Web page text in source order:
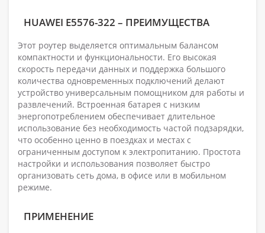
HUAWEI E5576-322 – ПРЕИМУЩЕСТВА
Этот роутер выделяется оптимальным балансом
компактности и функциональности. Его высокая
скорость передачи данных и поддержка большого
количества одновременных подключений делают
устройство универсальным помощником для работы и
развлечений. Встроенная батарея с низким
энергопотреблением обеспечивает длительное
использование без необходимость частой подзарядки,
что особенно ценно в поездках и местах с
ограниченным доступом к электропитанию. Простота
настройки и использования позволяет быстро
организовать сеть дома, в офисе или в мобильном
режиме.
ПРИМЕНЕНИЕ